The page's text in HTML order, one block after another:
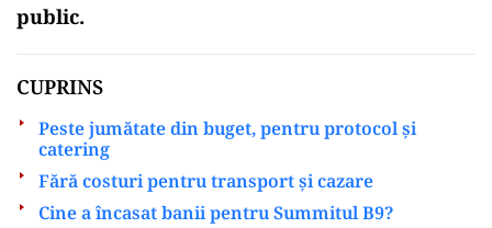
public.
CUPRINS
Peste jumătate din buget, pentru protocol și
catering
Fără costuri pentru transport și cazare
Cine a încasat banii pentru Summitul B9?